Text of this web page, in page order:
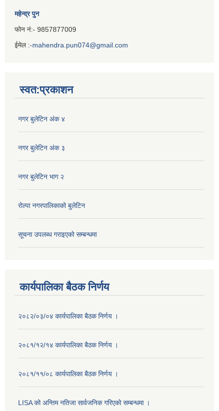
महेन्द्र पुन
फोन नं:- 9857877009
ईमेल :-mahendra.pun074@gmail.com
स्वत:प्रकाशन
नगर बुलेटिन अंक ४
नगर बुलेटिन अंक ३
नगर बुलेटिन भाग २
रोल्पा नगरपालिकाको बुलेटिन
सूचना उपलब्ध गराइएको सम्बन्धमा
कार्यपालिका बैठक निर्णय
२०८२/०३/०४ कार्यपालिका बैठक निर्णय ।
२०८१/१२/१४ कार्यपालिका बैठक निर्णय ।
२०८१/११/०८ कार्यपालिका बैठक निर्णय ।
LISA को अन्तिम नतिजा सार्वजनिक गरिएको सम्बन्धमा ।